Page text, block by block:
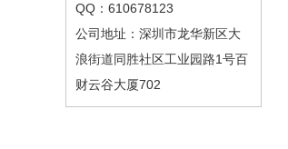
QQ：610678123
公司地址：深圳市龙华新区大
浪街道同胜社区工业园路1号百
财云谷大厦702